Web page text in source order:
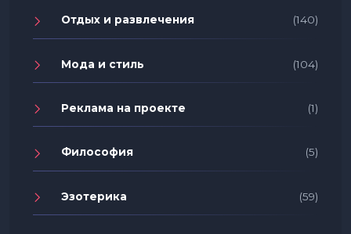
Отдых и развлечения (140)
Мода и стиль (104)
Реклама на проекте (1)
Философия (5)
Эзотерика (59)